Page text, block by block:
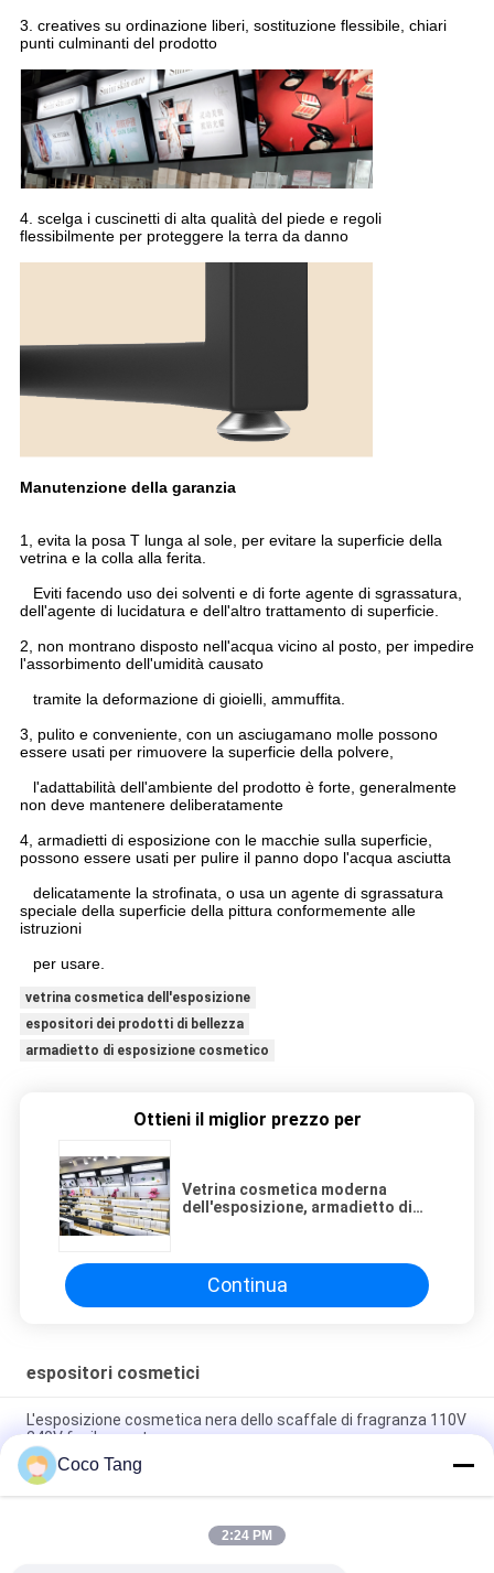
3. creatives su ordinazione liberi, sostituzione flessibile, chiari
punti culminanti del prodotto
4. scelga i cuscinetti di alta qualità del piede e regoli
flessibilmente per proteggere la terra da danno
Manutenzione della garanzia
1, evita la posa T lunga al sole, per evitare la superficie della
vetrina e la colla alla ferita.
Eviti facendo uso dei solventi e di forte agente di sgrassatura,
dell'agente di lucidatura e dell'altro trattamento di superficie.
2, non montrano disposto nell'acqua vicino al posto, per impedire
l'assorbimento dell'umidità causato
tramite la deformazione di gioielli, ammuffita.
3, pulito e conveniente, con un asciugamano molle possono
essere usati per rimuovere la superficie della polvere,
l'adattabilità dell'ambiente del prodotto è forte, generalmente
non deve mantenere deliberatamente
4, armadietti di esposizione con le macchie sulla superficie,
possono essere usati per pulire il panno dopo l'acqua asciutta
delicatamente la strofinata, o usa un agente di sgrassatura
speciale della superficie della pittura conformemente alle
istruzioni
per usare.
vetrina cosmetica dell'esposizione
espositori dei prodotti di bellezza
armadietto di esposizione cosmetico
Ottieni il miglior prezzo per
Vetrina cosmetica moderna
dell'esposizione, armadietto di
Continua
espositori cosmetici
L'esposizione cosmetica nera dello scaffale di fragranza 110V
240V facile monta
Governo di lusso del profumo di fragranza degli espositori
cosmetici dello SGS di iso
Vetrina cosmetica fissata al muro cosmetica dell'esposizione
Coco Tang
2:24 PM